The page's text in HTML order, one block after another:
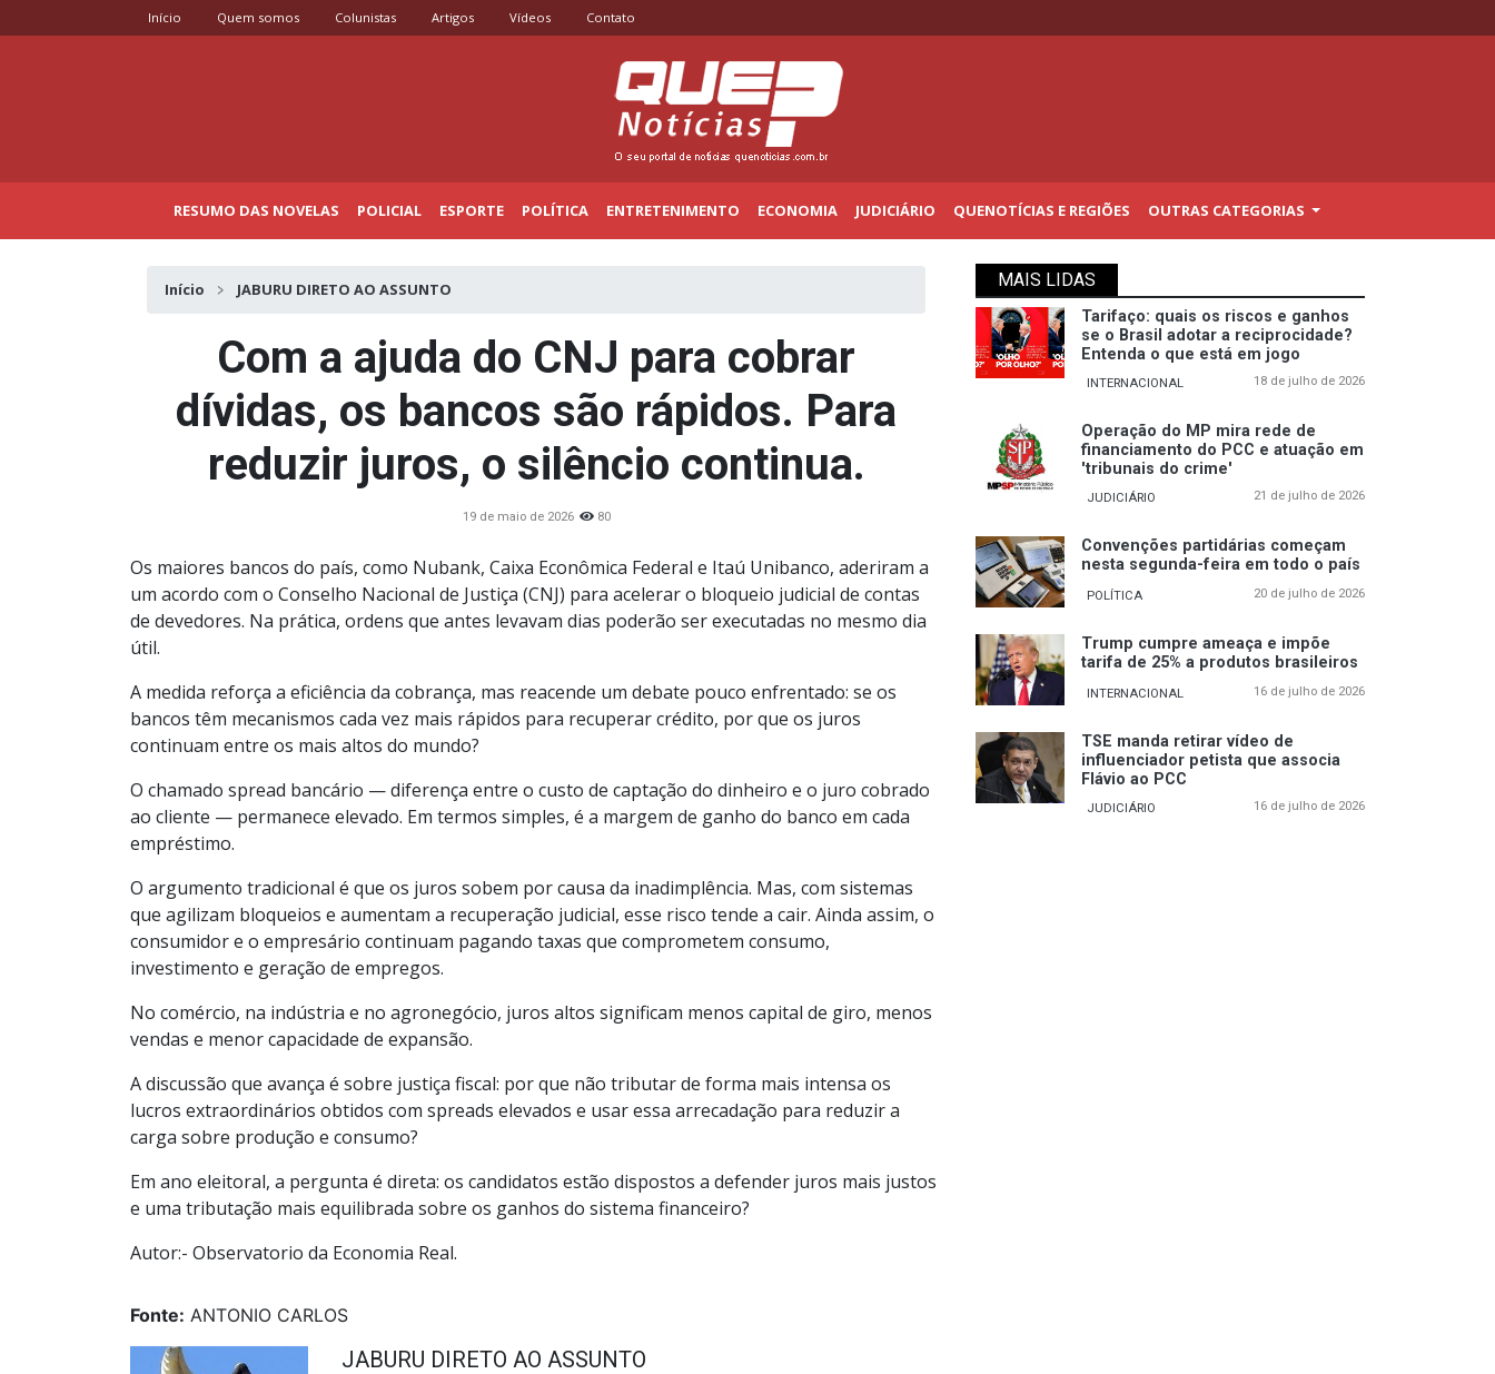
Início Quem somos Colunistas Artigos Vídeos Contato
RESUMO DAS NOVELAS POLICIAL ESPORTE POLÍTICA ENTRETENIMENTO ECONOMIA JUDICIÁRIO QUENOTÍCIAS E REGIÕES OUTRAS CATEGORIAS
Início JABURU DIRETO AO ASSUNTO
Com a ajuda do CNJ para cobrar
dívidas, os bancos são rápidos. Para
reduzir juros, o silêncio continua.
19 de maio de 2026 80
Os maiores bancos do país, como Nubank, Caixa Econômica Federal e Itaú Unibanco, aderiram a
um acordo com o Conselho Nacional de Justiça (CNJ) para acelerar o bloqueio judicial de contas
de devedores. Na prática, ordens que antes levavam dias poderão ser executadas no mesmo dia
útil.
A medida reforça a eficiência da cobrança, mas reacende um debate pouco enfrentado: se os
bancos têm mecanismos cada vez mais rápidos para recuperar crédito, por que os juros
continuam entre os mais altos do mundo?
O chamado spread bancário — diferença entre o custo de captação do dinheiro e o juro cobrado
ao cliente — permanece elevado. Em termos simples, é a margem de ganho do banco em cada
empréstimo.
O argumento tradicional é que os juros sobem por causa da inadimplência. Mas, com sistemas
que agilizam bloqueios e aumentam a recuperação judicial, esse risco tende a cair. Ainda assim, o
consumidor e o empresário continuam pagando taxas que comprometem consumo,
investimento e geração de empregos.
No comércio, na indústria e no agronegócio, juros altos significam menos capital de giro, menos
vendas e menor capacidade de expansão.
A discussão que avança é sobre justiça fiscal: por que não tributar de forma mais intensa os
lucros extraordinários obtidos com spreads elevados e usar essa arrecadação para reduzir a
carga sobre produção e consumo?
Em ano eleitoral, a pergunta é direta: os candidatos estão dispostos a defender juros mais justos
e uma tributação mais equilibrada sobre os ganhos do sistema financeiro?
Autor:- Observatorio da Economia Real.
MAIS LIDAS
Tarifaço: quais os riscos e ganhos
se o Brasil adotar a reciprocidade?
Entenda o que está em jogo
INTERNACIONAL 18 de julho de 2026
Operação do MP mira rede de
financiamento do PCC e atuação em
'tribunais do crime'
JUDICIÁRIO 21 de julho de 2026
Convenções partidárias começam
nesta segunda-feira em todo o país
POLÍTICA 20 de julho de 2026
Trump cumpre ameaça e impõe
tarifa de 25% a produtos brasileiros
INTERNACIONAL 16 de julho de 2026
TSE manda retirar vídeo de
influenciador petista que associa
Flávio ao PCC
JUDICIÁRIO 16 de julho de 2026
Fonte: ANTONIO CARLOS
JABURU DIRETO AO ASSUNTO